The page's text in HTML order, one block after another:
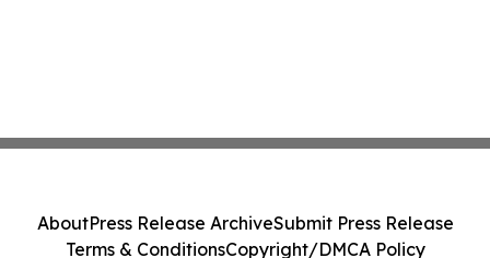
AboutPress Release ArchiveSubmit Press Release
Terms & ConditionsCopyright/DMCA Policy